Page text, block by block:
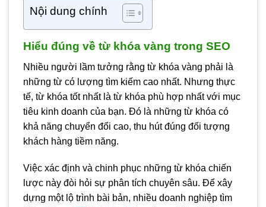
Nội dung chính
Hiểu đúng về từ khóa vàng trong SEO
Nhiều người lầm tưởng rằng từ khóa vàng phải là
những từ có lượng tìm kiếm cao nhất. Nhưng thực
tế, từ khóa tốt nhất là từ khóa phù hợp nhất với mục
tiêu kinh doanh của bạn. Đó là những từ khóa có
khả năng chuyển đổi cao, thu hút đúng đối tượng
khách hàng tiềm năng.
Việc xác định và chinh phục những từ khóa chiến
lược này đòi hỏi sự phân tích chuyên sâu. Để xây
dựng một lộ trình bài bản, nhiều doanh nghiệp tìm